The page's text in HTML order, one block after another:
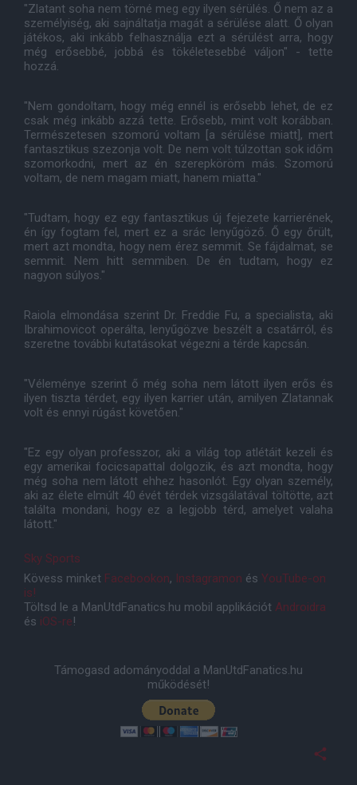
"Zlatant soha nem törné meg egy ilyen sérülés. Ő nem az a
személyiség, aki sajnáltatja magát a sérülése alatt. Ő olyan
játékos, aki inkább felhasználja ezt a sérülést arra, hogy
még erősebbé, jobbá és tökéletesebbé váljon" - tette
hozzá.
"Nem gondoltam, hogy még ennél is erősebb lehet, de ez
csak még inkább azzá tette. Erősebb, mint volt korábban.
Természetesen szomorú voltam [a sérülése miatt], mert
fantasztikus szezonja volt. De nem volt túlzottan sok időm
szomorkodni, mert az én szerepköröm más. Szomorú
voltam, de nem magam miatt, hanem miatta."
"Tudtam, hogy ez egy fantasztikus új fejezete karrierének,
én így fogtam fel, mert ez a srác lenyűgöző. Ő egy őrült,
mert azt mondta, hogy nem érez semmit. Se fájdalmat, se
semmit. Nem hitt semmiben. De én tudtam, hogy ez
nagyon súlyos."
Raiola elmondása szerint Dr. Freddie Fu, a specialista, aki
Ibrahimovicot operálta, lenyűgözve beszélt a csatárról, és
szeretne további kutatásokat végezni a térde kapcsán.
"Véleménye szerint ő még soha nem látott ilyen erős és
ilyen tiszta térdet, egy ilyen karrier után, amilyen Zlatannak
volt és ennyi rúgást követően."
"Ez egy olyan professzor, aki a világ top atlétáit kezeli és
egy amerikai focicsapattal dolgozik, és azt mondta, hogy
még soha nem látott ehhez hasonlót. Egy olyan személy,
aki az élete elmúlt 40 évét térdek vizsgálatával töltötte, azt
találta mondani, hogy ez a legjobb térd, amelyet valaha
látott."
Sky Sports
Kövess minket Facebookon, Instagramon és YouTube-on
is!
Töltsd le a ManUtdFanatics.hu mobil applikációt Androidra
és iOS-re!
Támogasd adományoddal a ManUtdFanatics.hu
működését!